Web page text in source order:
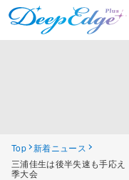
Top 新着ニュース
三浦佳生は後半失速も手応
季大会